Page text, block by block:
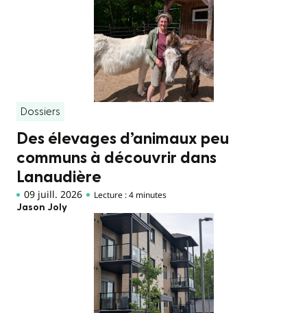
Dossiers
Des élevages d’animaux peu
communs à découvrir dans
Lanaudière
09 juill. 2026 Lecture : 4 minutes
Jason Joly